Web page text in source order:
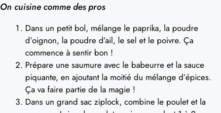
On cuisine comme des pros
Dans un petit bol, mélange le paprika, la poudre
d’oignon, la poudre d’ail, le sel et le poivre. Ça
commence à sentir bon !
Prépare une saumure avec le babeurre et la sauce
piquante, en ajoutant la moitié du mélange d’épices.
Ça va faire partie de la magie !
Dans un grand sac ziplock, combine le poulet et la